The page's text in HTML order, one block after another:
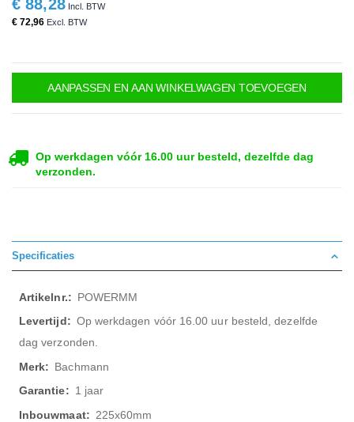
€ 88,28
€ 72,96
AANPASSEN EN AAN WINKELWAGEN TOEVOEGEN
Op werkdagen vóór 16.00 uur besteld, dezelfde dag
verzonden.
Specificaties
Meer
informatie
POWERMM
Op werkdagen vóór 16.00 uur besteld, dezelfde
dag verzonden.
Bachmann
1 jaar
225x60mm